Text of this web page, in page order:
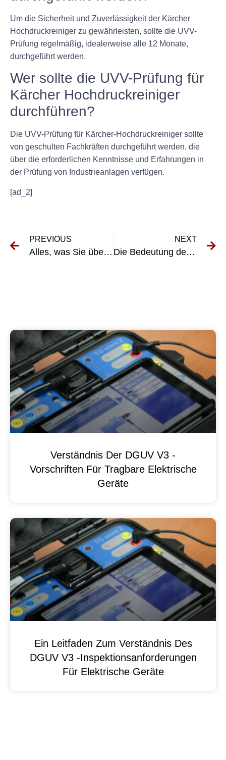
Um die Sicherheit und Zuverlässigkeit der Kärcher
Hochdruckreiniger zu gewährleisten, sollte die UVV-
Prüfung regelmäßig, idealerweise alle 12 Monate,
durchgeführt werden.
Wer sollte die UVV-Prüfung für
Kärcher Hochdruckreiniger
durchführen?
Die UVV-Prüfung für Kärcher-Hochdruckreiniger sollte
von geschulten Fachkräften durchgeführt werden, die
über die erforderlichen Kenntnisse und Erfahrungen in
der Prüfung von Industrieanlagen verfügen.
[ad_2]
PREVIOUS
Alles, was Sie über DGUV Fahrzeuge 70 wissen müssen
NEXT
Die Bedeutung der DGUV Maschinenprüfung für die Gewährleistung der Arbeitssicherheit
Verständnis Der DGUV V3 -
Vorschriften Für Tragbare Elektrische
Geräte
Ein Leitfaden Zum Verständnis Des
DGUV V3 -Inspektionsanforderungen
Für Elektrische Geräte